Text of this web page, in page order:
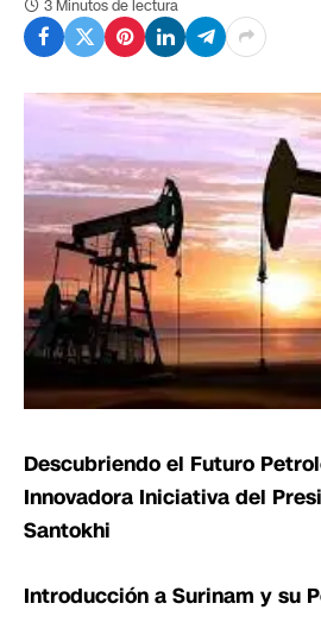
3 Minutos de lectura
Descubriendo el Futuro
Innovadora Iniciativa del
Santokhi
Introducción a Surinam y su